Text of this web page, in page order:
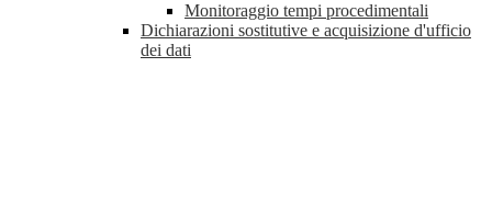
Monitoraggio tempi procedimentali
Dichiarazioni sostitutive e acquisizione d'ufficio
dei dati